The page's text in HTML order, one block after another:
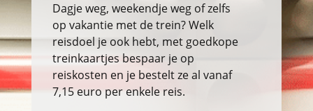
Dagje weg, weekendje weg of zelfs
op vakantie met de trein? Welk
reisdoel je ook hebt, met goedkope
treinkaartjes bespaar je op
reiskosten en je bestelt ze al vanaf
7,15 euro per enkele reis.